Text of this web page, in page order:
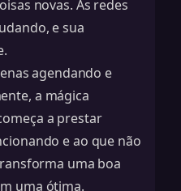
novas. As redes
e sua
agendando e
a mágica
a prestar
e ao que não
uma boa
uma ótima.